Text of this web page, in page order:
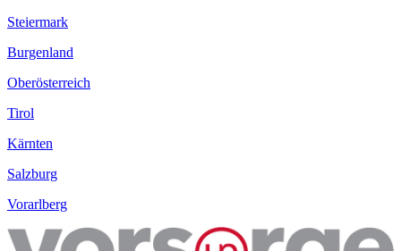
Steiermark
Burgenland
Oberösterreich
Tirol
Kärnten
Salzburg
Vorarlberg